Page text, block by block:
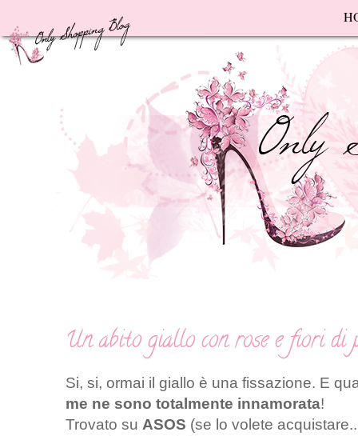
Un abito giallo con rose e fiori di
Si, si, ormai il giallo è una fissazione. E
me ne sono totalmente innamorata!
Trovato su ASOS (se lo volete